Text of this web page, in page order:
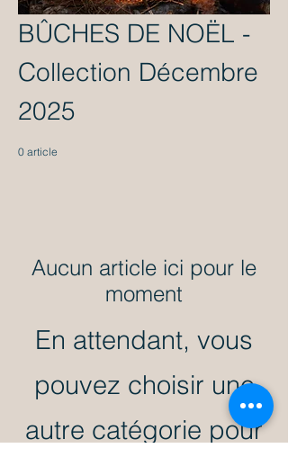
BÛCHES DE NOËL -
Collection Décembre
2025
0 article
Aucun article ici pour le
moment
En attendant, vous
pouvez choisir une
autre catégorie pour